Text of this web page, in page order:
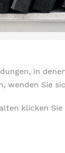
in
wenden Sie
klicken